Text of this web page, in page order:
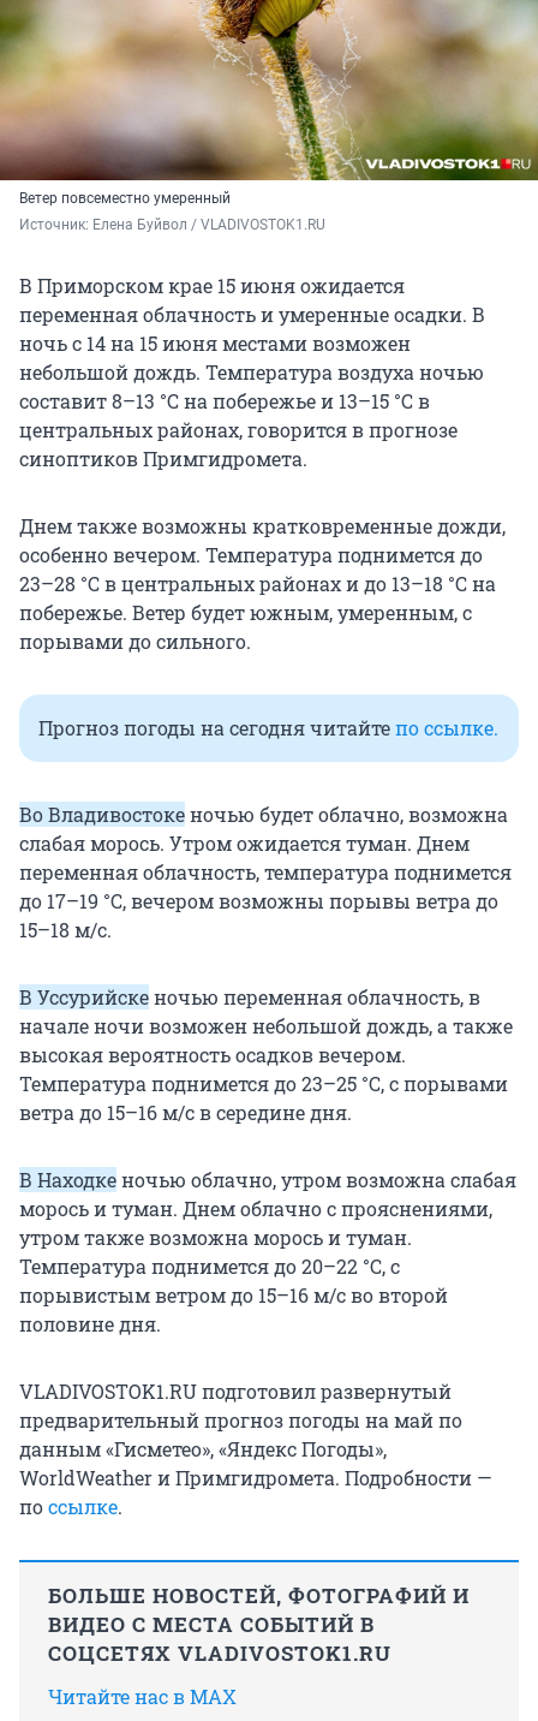
Ветер повсеместно умеренный
Источник: Елена Буйвол / VLADIVOSTOK1.RU
В Приморском крае 15 июня ожидается
переменная облачность и умеренные осадки. В
ночь с 14 на 15 июня местами возможен
небольшой дождь. Температура воздуха ночью
составит 8–13 °C на побережье и 13–15 °C в
центральных районах, говорится в прогнозе
синоптиков Примгидромета.
Днем также возможны кратковременные дожди,
особенно вечером. Температура поднимется до
23–28 °C в центральных районах и до 13–18 °C на
побережье. Ветер будет южным, умеренным, с
порывами до сильного.
Прогноз погоды на сегодня читайтепо ссылке.
Во Владивостокеночью будет облачно, возможна
слабая морось. Утром ожидается туман. Днем
переменная облачность, температура поднимется
до 17–19 °C, вечером возможны порывы ветра до
15–18 м/с.
В Уссурийскеночью переменная облачность, в
начале ночи возможен небольшой дождь, а также
высокая вероятность осадков вечером.
Температура поднимется до 23–25 °C, с порывами
ветра до 15–16 м/с в середине дня.
В Находкеночью облачно, утром возможна слабая
морось и туман. Днем облачно с прояснениями,
утром также возможна морось и туман.
Температура поднимется до 20–22 °C, с
порывистым ветром до 15–16 м/с во второй
половине дня.
VLADIVOSTOK1.RU подготовил развернутый
предварительный прогноз погоды на май по
данным «Гисметео», «Яндекс Погоды»,
WorldWeather и Примгидромета. Подробности —
поссылке.
БОЛЬШЕ НОВОСТЕЙ, ФОТОГРАФИЙ И
ВИДЕО С МЕСТА СОБЫТИЙ В
СОЦСЕТЯХ VLADIVOSTOK1.RU
Читайте нас в MAX